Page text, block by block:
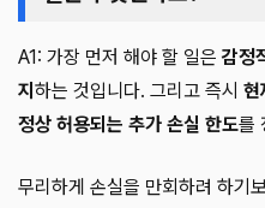
A1: 가장 먼저 해야 할 일은 감정
지 하는 것입니다. 그리고 즉시 현
정상 허용되는 추가 손실 한도를
무리하게 손실을 만회하려 하기